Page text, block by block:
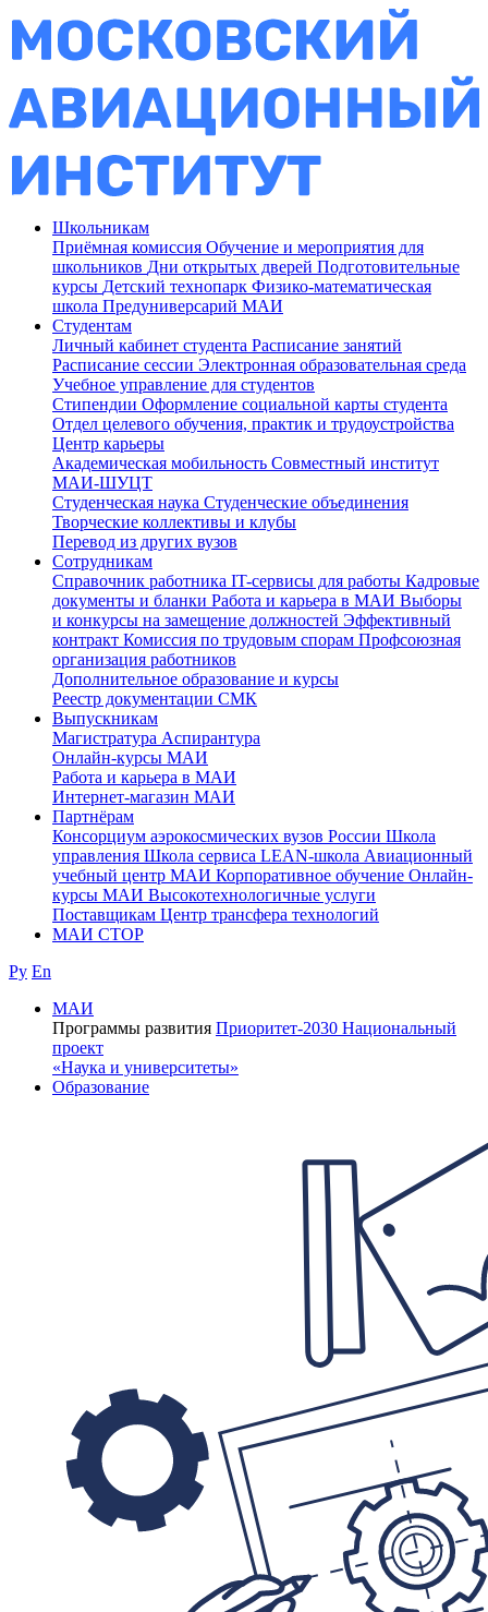
Школьникам
Приёмная комиссия Обучение и мероприятия для
школьников Дни открытых дверей Подготовительные
курсы Детский технопарк Физико-математическая
школа Предуниверсарий МАИ
Студентам
Личный кабинет студента Расписание занятий
Расписание сессии Электронная образовательная среда
Учебное управление для студентов
Стипендии Оформление социальной карты студента
Отдел целевого обучения, практик и трудоустройства
Центр карьеры
Академическая мобильность Совместный институт
МАИ-ШУЦТ
Студенческая наука Студенческие объединения
Творческие коллективы и клубы
Перевод из других вузов
Сотрудникам
Cправочник работника IT-сервисы для работы Кадровые
документы и бланки Работа и карьера в МАИ Выборы
и конкурсы на замещение должностей Эффективный
контракт Комиссия по трудовым спорам Профсоюзная
организация работников
Дополнительное образование и курсы
Реестр документации СМК
Выпускникам
Магистратура Аспирантура
Онлайн-курсы МАИ
Работа и карьера в МАИ
Интернет-магазин МАИ
Партнёрам
Консорциум аэрокосмических вузов России Школа
управления Школа сервиса LEAN-школа Авиационный
учебный центр МАИ Корпоративное обучение Онлайн-
курсы МАИ Высокотехнологичные услуги
Поставщикам Центр трансфера технологий
МАИ СТОР
Ру En
МАИ
Программы развития Приоритет-2030 Национальный
проект
«Наука и университеты»
Образование